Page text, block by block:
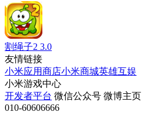
割绳子2 3.0
友情链接
小米应用商店小米商城英雄互娱
小米游戏中心
开发者平台 微信公众号 微博主页
010-60606666